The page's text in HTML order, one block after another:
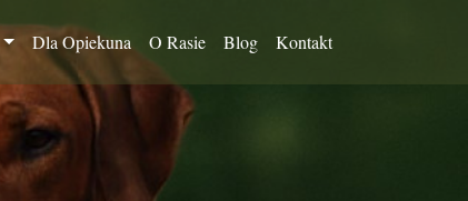
Dla Opiekuna O Rasie Blog Kontakt